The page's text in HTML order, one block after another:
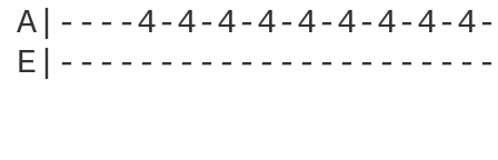
A|----4-4-4-4-4-4-4-4-